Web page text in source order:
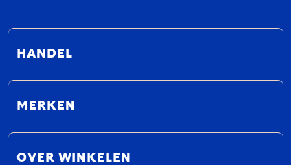
HANDEL
MERKEN
OVER WINKELEN